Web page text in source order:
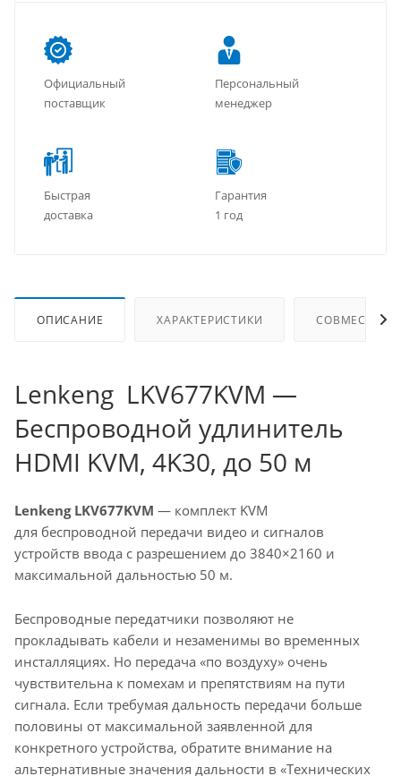
Официальный
поставщик
Персональный
менеджер
Быстрая
доставка
Гарантия
1 год
ОПИСАНИЕ ХАРАКТЕРИСТИКИ
Lenkeng LKV677KVM —
Беспроводной удлинитель
HDMI KVM, 4K30, до 50 м
Lenkeng LKV677KVM — комплект KVM
для беспроводной передачи видео и сигналов
устройств ввода с разрешением до 3840×2160 и
максимальной дальностью 50 м.
Беспроводные передатчики позволяют не
прокладывать кабели и незаменимы во временных
инсталляциях. Но передача «по воздуху» очень
чувствительна к помехам и препятствиям на пути
сигнала. Если требумая дальность передачи больше
половины от максимальной заявленной для
конкретного устройства, обратите внимание на
альтернативные значения дальности в «Технических